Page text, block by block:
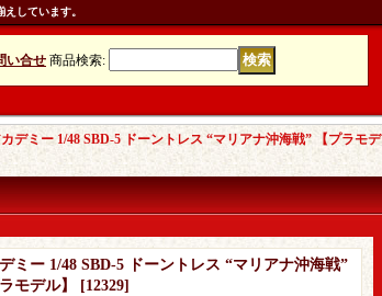
しています。
い合せ 商品検索:
デミー 1/48 SBD-5 ドーントレス “マリアナ沖海戦” 【プラモデ
ミー 1/48 SBD-5 ドーントレス “マリアナ沖海戦”
ラモデル】
[12329]